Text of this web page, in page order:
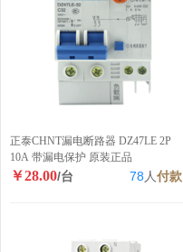
正泰CHNT漏电断路器 DZ47LE 2P
10A 带漏电保护 原装正品
￥28.00/台 78 人付款